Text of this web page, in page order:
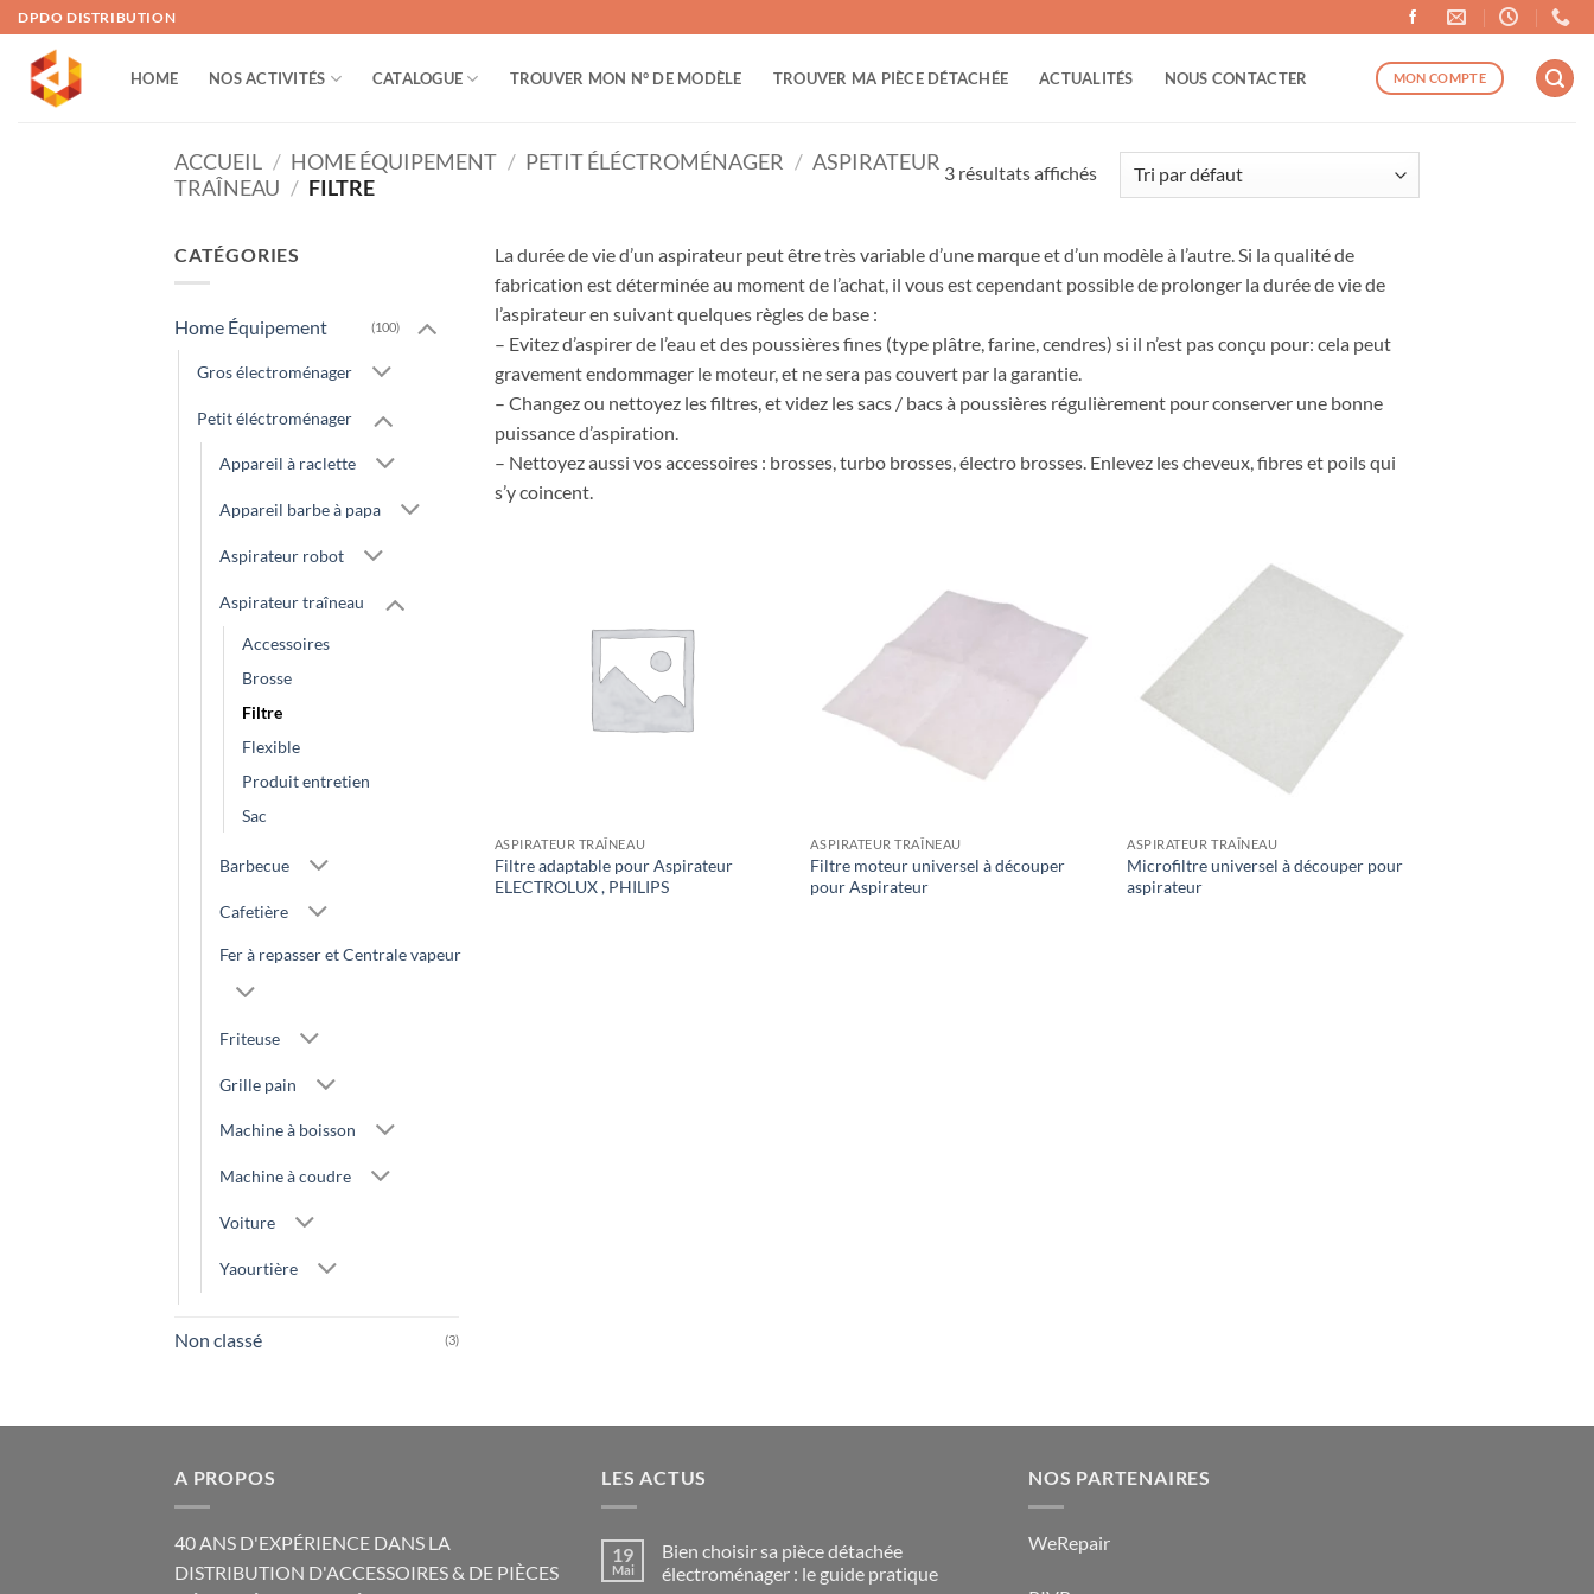
Passer
contenu
DPDO DISTRIBUTION
HOME NOS ACTIVITÉS CATALOGUE TROUVER MON N° DE MODÈLE TROUVER MA PIÈCE DÉTACHÉE ACTUALITÉS NOUS CONTACTER MON COMPTE
ACCUEIL / HOME ÉQUIPEMENT / PETIT ÉLÉCTROMÉNAGER / ASPIRATEUR
TRAÎNEAU / FILTRE
3 résultats affichés
CATÉGORIES
Home Équipement (100)
Gros électroménager
Petit éléctroménager
Appareil à raclette
Appareil barbe à papa
Aspirateur robot
Aspirateur traîneau
Accessoires
Brosse
Filtre
Flexible
Produit entretien
Sac
Barbecue
Cafetière
Fer à repasser et Centrale vapeur
Friteuse
Grille pain
Machine à boisson
Machine à coudre
Voiture
Yaourtière
Non classé (3)
La durée de vie d’un aspirateur peut être très variable d’une marque et d’un modèle à l’autre. Si la qualité de
fabrication est déterminée au moment de l’achat, il vous est cependant possible de prolonger la durée de vie de
l’aspirateur en suivant quelques règles de base :
– Evitez d’aspirer de l’eau et des poussières fines (type plâtre, farine, cendres) si il n’est pas conçu pour: cela peut
gravement endommager le moteur, et ne sera pas couvert par la garantie.
– Changez ou nettoyez les filtres, et videz les sacs / bacs à poussières régulièrement pour conserver une bonne
puissance d’aspiration.
– Nettoyez aussi vos accessoires : brosses, turbo brosses, électro brosses. Enlevez les cheveux, fibres et poils qui
s’y coincent.
ASPIRATEUR TRAÎNEAU
Filtre adaptable pour Aspirateur
ELECTROLUX , PHILIPS
ASPIRATEUR TRAÎNEAU
Filtre moteur universel à découper
pour Aspirateur
ASPIRATEUR TRAÎNEAU
Microfiltre universel à découper pour
aspirateur
A PROPOS
40 ANS D'EXPÉRIENCE DANS LA
DISTRIBUTION D'ACCESSOIRES & DE PIÈCES
LES ACTUS
19
Mai
Bien choisir sa pièce détachée
électroménager : le guide pratique
NOS PARTENAIRES
WeRepair